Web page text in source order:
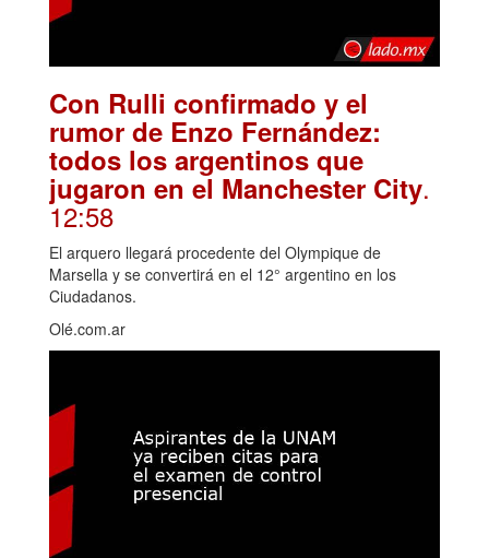
Con Rulli confirmado y el
rumor de Enzo Fernández:
todos los argentinos que
jugaron en el Manchester City.
12:58
El arquero llegará procedente del Olympique de
Marsella y se convertirá en el 12° argentino en los
Ciudadanos.
Olé.com.ar